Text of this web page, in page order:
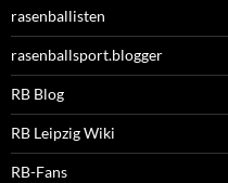
rasenballisten
rasenballsport.blogger
RB Blog
RB Leipzig Wiki
RB-Fans